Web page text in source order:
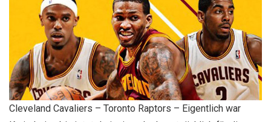
Cleveland Cavaliers – Toronto Raptors – Eigentlich war